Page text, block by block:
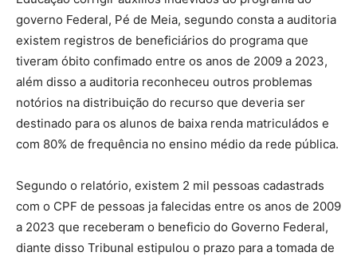
governo Federal, Pé de Meia, segundo consta a auditoria
existem registros de beneficiários do programa que
tiveram óbito confimado entre os anos de 2009 a 2023,
além disso a auditoria reconheceu outros problemas
notórios na distribuição do recurso que deveria ser
destinado para os alunos de baixa renda matriculádos e
com 80% de frequência no ensino médio da rede pública.
Segundo o relatório, existem 2 mil pessoas cadastrads
com o CPF de pessoas ja falecidas entre os anos de 2009
a 2023 que receberam o beneficio do Governo Federal,
diante disso Tribunal estipulou o prazo para a tomada de